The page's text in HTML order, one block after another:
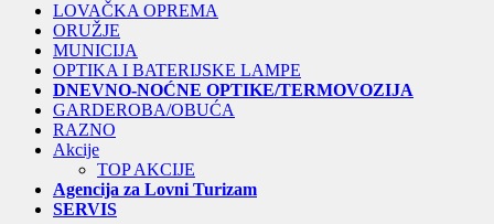
LOVAČKA OPREMA
ORUŽJE
MUNICIJA
OPTIKA I BATERIJSKE LAMPE
DNEVNO-NOĆNE OPTIKE/TERMOVOZIJA
GARDEROBA/OBUĆA
RAZNO
Akcije
TOP AKCIJE
Agencija za Lovni Turizam
SERVIS